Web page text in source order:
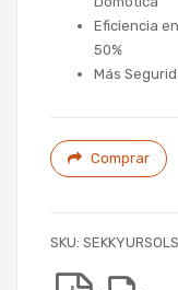
Eficiencia
50%
Más
Comprar
SKU: